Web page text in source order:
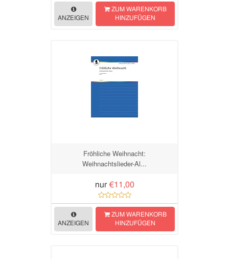
ANZEIGEN
ZUM WARENKORB
HINZUFÜGEN
Fröhliche Weihnacht:
Weihnachtslieder-Al...
nur €11,00
ANZEIGEN
ZUM WARENKORB
HINZUFÜGEN